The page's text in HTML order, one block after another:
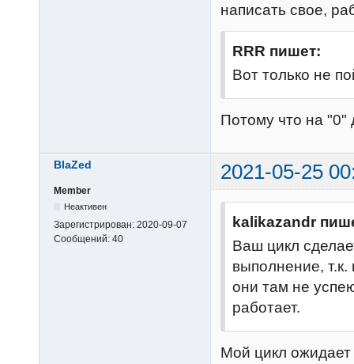
написать свое,
RRR пишет:
Вот только не
Потому что на "0"
BlaZed 2021-05-25
Member
Неактивен
Зарегистрирован: 2020-09-07
Сообщений: 40
kalikazandr
Ваш цикл
выполнение,
они там не
работает.
Мой цикл ожидает